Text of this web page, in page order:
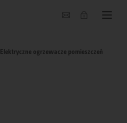
Elektryczne ogrzewacze pomieszczeń